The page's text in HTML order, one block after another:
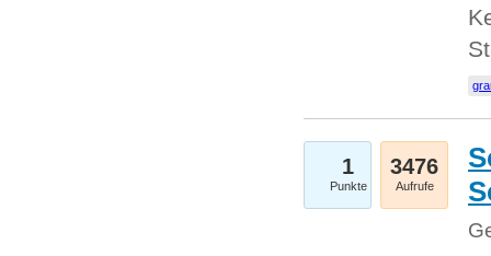
1
Punkte
3476
Aufrufe